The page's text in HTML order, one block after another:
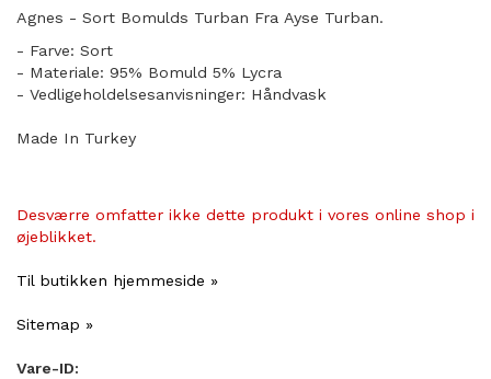
Agnes - Sort Bomulds Turban Fra Ayse Turban.
- Farve: Sort
- Materiale: 95% Bomuld 5% Lycra
- Vedligeholdelsesanvisninger: Håndvask
Made In Turkey
Desværre omfatter ikke dette produkt i vores online shop i
øjeblikket.
Til butikken hjemmeside »
Sitemap »
Vare-ID: